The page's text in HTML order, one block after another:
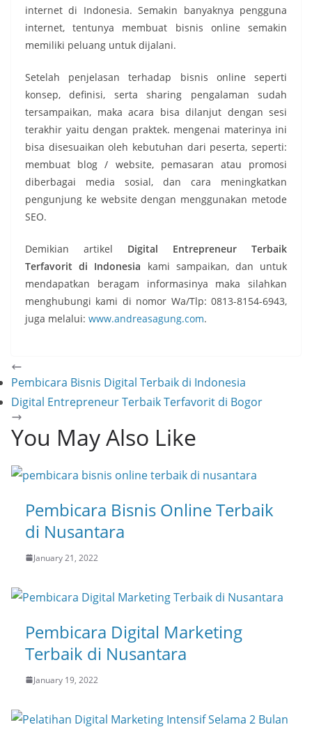
internet di Indonesia. Semakin banyaknya pengguna
internet, tentunya membuat bisnis online semakin
memiliki peluang untuk dijalani.
Setelah penjelasan terhadap bisnis online seperti
konsep, definisi, serta sharing pengalaman sudah
tersampaikan, maka acara bisa dilanjut dengan sesi
terakhir yaitu dengan praktek. mengenai materinya ini
bisa disesuaikan oleh kebutuhan dari peserta, seperti:
membuat blog / website, pemasaran atau promosi
diberbagai media sosial, dan cara meningkatkan
pengunjung ke website dengan menggunakan metode
SEO.
Demikian artikel Digital Entrepreneur Terbaik
Terfavorit di Indonesia kami sampaikan, dan untuk
mendapatkan beragam informasinya maka silahkan
menghubungi kami di nomor Wa/Tlp: 0813-8154-6943,
juga melalui: www.andreasagung.com.
Pembicara Bisnis Digital Terbaik di Indonesia
Digital Entrepreneur Terbaik Terfavorit di Bogor
You May Also Like
Pembicara Bisnis Online Terbaik
di Nusantara
January 21, 2022
Pembicara Digital Marketing
Terbaik di Nusantara
January 19, 2022